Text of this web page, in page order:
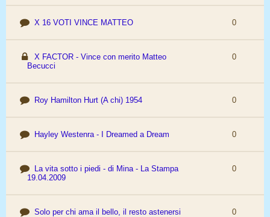
X 16 VOTI VINCE MATTEO 0
X FACTOR - Vince con merito Matteo
Becucci
0
Roy Hamilton Hurt (A chi) 1954 0
Hayley Westenra - I Dreamed a Dream 0
La vita sotto i piedi - di Mina - La Stampa
19.04.2009
0
Solo per chi ama il bello, il resto astenersi 0